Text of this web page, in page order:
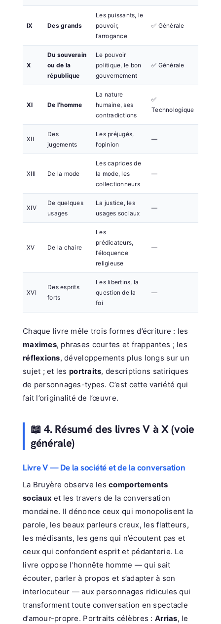
IX Des grands
Les puissants, le
pouvoir,
l’arrogance
✅ Générale
X
Du souverain
ou de la
république
Le pouvoir
politique, le bon
gouvernement
✅ Générale
XI De l’homme
La nature
humaine, ses
contradictions
✅
Technologique
XII
Des
jugements
Les préjugés,
l’opinion
—
XIII De la mode
Les caprices de
la mode, les
collectionneurs
—
XIV
De quelques
usages
La justice, les
usages sociaux
—
XV De la chaire
Les
prédicateurs,
l’éloquence
religieuse
—
XVI
Des esprits
forts
Les libertins, la
question de la
foi
—
Chaque livre mêle trois formes d’écriture : les
maximes, phrases courtes et frappantes ; les
réflexions, développements plus longs sur un
sujet ; et lesportraits, descriptions satiriques
de personnages-types. C’est cette variété qui
fait l’originalité de l’œuvre.
📖 4. Résumé des livres V à X (voie
générale)
Livre V — De la société et de la conversation
La Bruyère observe lescomportements
sociaux et les travers de la conversation
mondaine. Il dénonce ceux qui monopolisent la
parole, les beaux parleurs creux, les flatteurs,
les médisants, les gens qui n’écoutent pas et
ceux qui confondent esprit et pédanterie. Le
livre oppose l’honnête homme — qui sait
écouter, parler à propos et s’adapter à son
interlocuteur — aux personnages ridicules qui
transforment toute conversation en spectacle
d’amour-propre. Portraits célèbres : Arrias, le